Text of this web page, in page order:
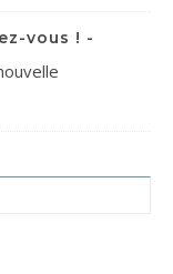
vous ! -